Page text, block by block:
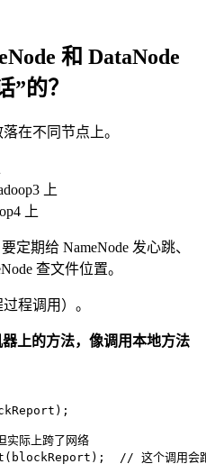
和 DataNode
”的？
在不同节点上。
上
上
期给 NameNode 发心跳、
查文件位置。
程调用）。
上的方法，像调用本地方法
实际上跨了网络
// 这个调用会